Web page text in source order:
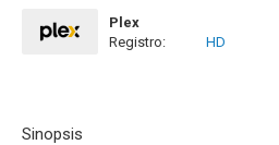
Plex
Registro:
HD
Sinopsis